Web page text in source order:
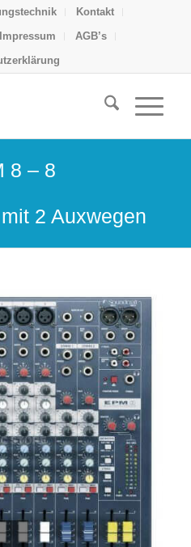
Kontakt
Impressum
AGB’s
8 – 8
2 Auxwegen